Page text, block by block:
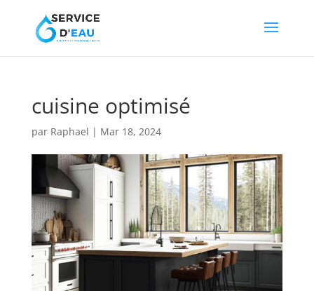
cuisine optimisé
par Raphael | Mar 18, 2024